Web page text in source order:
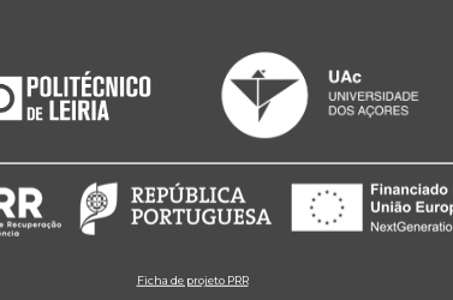
Ficha de projeto PRR